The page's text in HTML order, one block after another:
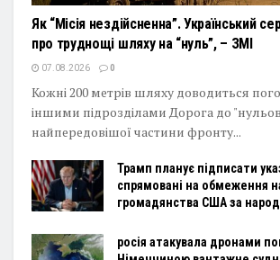
Як “Місія нездійсненна”. Український
про труднощі шляху на “нуль”, – ЗМІ
07.08.2026 0
Кожні 200 метрів шляху доводиться
іншими підрозділами Дорога до
найпередовішої частини фронту...
Трамп планує підписати
спрямовані на обмеження
громадянства США за
росія атакувала дронами